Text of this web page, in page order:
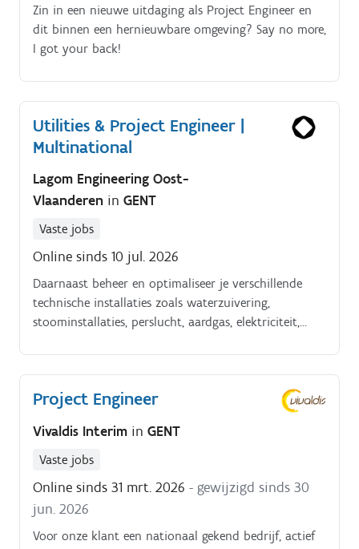
Zin in een nieuwe uitdaging als Project Engineer en
dit binnen een hernieuwbare omgeving? Say no more,
I got your back!
Utilities & Project Engineer |
Multinational
Lagom Engineering Oost-
Vlaanderen in GENT
Vaste jobs
Online sinds 10 jul. 2026
Daarnaast beheer en optimaliseer je verschillende
technische installaties zoals waterzuivering,
stoominstallaties, perslucht, aardgas, elektriciteit,
utilities, analyseer je afwijkingen en stuur je
processen bij om de betrouwbaarheid en energie
en investeringsprojecten waarbij je instaat voor de
volledige opvolging van analyse tot implementatie
productie, engineering en externe partners om de
technische infrastructuur voortdurend verder te
optimaliseren en rapporteer je rechtstreeks aan de
Project Engineer
Vivaldis Interim in GENT
Vaste jobs
Online sinds 31 mrt. 2026 - gewijzigd sinds 30
jun. 2026
Voor onze klant een nationaal gekend bedrijf, actief